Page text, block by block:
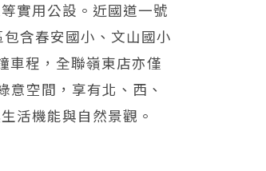
實用公設。近國道一號
含春安國小、文山國小
車程，全聯嶺東店亦僅
空間，享有北、西、
活機能與自然景觀。